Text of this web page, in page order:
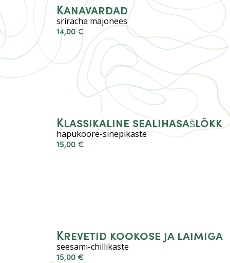
Kanavardad
sriracha majonees
14,00 €
Klassikaline sealihasašlõkk
hapukoore-sinepikaste
15,00 €
Krevetid kookose ja laimiga
seesami-chillikaste
15,00 €